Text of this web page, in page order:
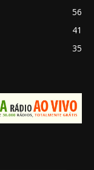
56
41
35